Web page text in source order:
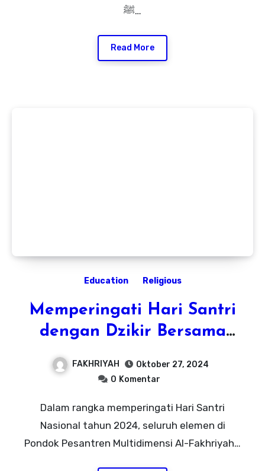
ﷺ…
Read More
Education Religious
Memperingati Hari Santri
dengan Dzikir Bersama
untuk Menguatkan Iman
dan Persatuan
FAKHRIYAH
Oktober 27, 2024
0 Komentar
Dalam rangka memperingati Hari Santri
Nasional tahun 2024, seluruh elemen di
Pondok Pesantren Multidimensi Al-Fakhriyah…